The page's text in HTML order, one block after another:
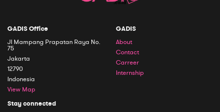
GADIS Office
Jl Mampang Prapatan Raya No.
75
Jakarta
12790
Indonesia
View Map
GADIS
About
Contact
Carreer
Internship
Stay connected